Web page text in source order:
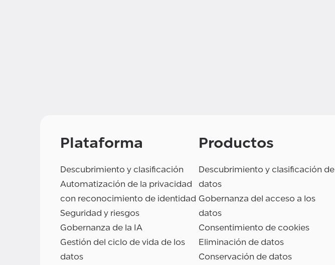
Plataforma
Descubrimiento y clasificación
Automatización de la privacidad
con reconocimiento de identidad
Seguridad y riesgos
Gobernanza de la IA
Gestión del ciclo de vida de los
datos
Productos
Descubrimiento y clasificación de
datos
Gobernanza del acceso a los
datos
Consentimiento de cookies
Eliminación de datos
Conservación de datos